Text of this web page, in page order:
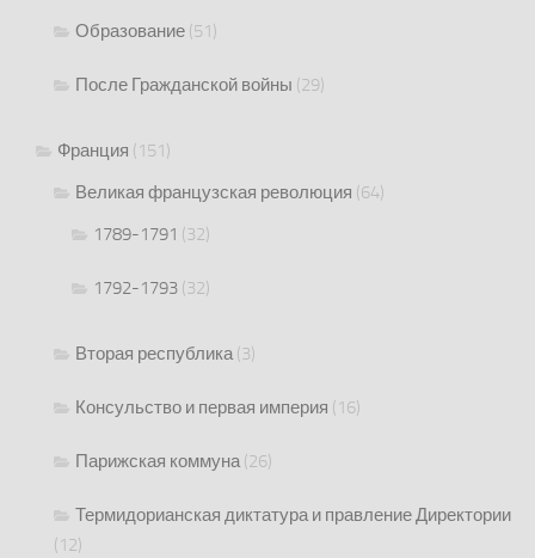
Образование (51)
После Гражданской войны (29)
Франция (151)
Великая французская революция (64)
1789-1791 (32)
1792-1793 (32)
Вторая республика(3)
Консульство и первая империя (16)
Парижская коммуна(26)
Термидорианская диктатура и правление Директории
(12)